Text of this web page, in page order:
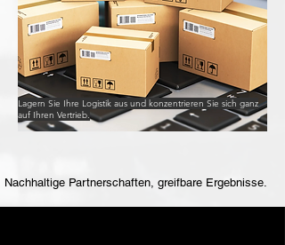
Lagern Sie Ihre Logistik aus und konzentrieren Sie sich ganz
auf Ihren Vertrieb.
Nachhaltige Partnerschaften, greifbare Ergebnisse.